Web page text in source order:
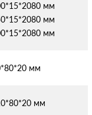
мм
мм
мм
мм
мм